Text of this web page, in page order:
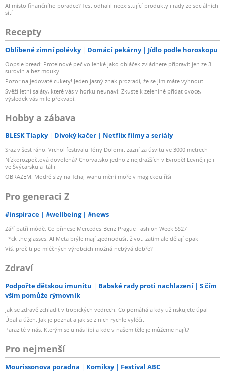
AI místo finančního poradce? Test odhalil neexistující produkty i rady ze sociálních
sítí
Recepty
Oblíbené zimní polévky Domácí pekárny Jídlo podle horoskopu
Oopsie bread: Proteinové pečivo lehké jako obláček zvládnete připravit jen ze 3
surovin a bez mouky
Pozor na jedovaté cukety! Jeden jasný znak prozradí, že se jim máte vyhnout
Svěží letní saláty, které vás v horku neunaví: Zkuste k zelenině přidat ovoce,
výsledek vás mile překvapí!
Hobby a zábava
BLESK Tlapky Divoký kačer Netflix filmy a seriály
Sraz v šest ráno. Vrchol festivalu Tóny Dolomit zazní za úsvitu ve 3000 metrech
Nízkorozpočtová dovolená? Chorvatsko jedno z nejdražších v Evropě! Levněji je i
ve Švýcarsku a Itálii
OBRAZEM: Modré slzy na Tchaj-wanu mění moře v magickou říši
Pro generaci Z
#inspirace #wellbeing #news
Září patří módě: Co přinese Mercedes-Benz Prague Fashion Week SS27
F*ck the glasses: AI Meta brýle mají zjednodušit život, zatím ale dělají opak
Víš, proč ti po mléčných výrobcích možná nebývá dobře?
Zdraví
Podpořte dětskou imunitu Babské rady proti nachlazení
S čím
vším pomůže rýmovník
Jak se zdravě zchladit v tropických vedrech: Co pomáhá a kdy už riskujete úpal
Úpal a úžeh: Jak je poznat a jak se z nich rychle vyléčit
Parazité v nás: Kterým se u nás líbí a kde v našem těle je můžeme najít?
Pro nejmenší
Mourissonova poradna Komiksy Festival ABC